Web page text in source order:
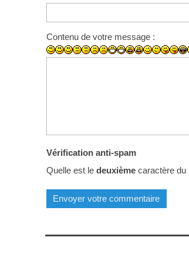
Contenu de votre message :
Vérification anti-spam
Quelle est le deuxièmecaractère du